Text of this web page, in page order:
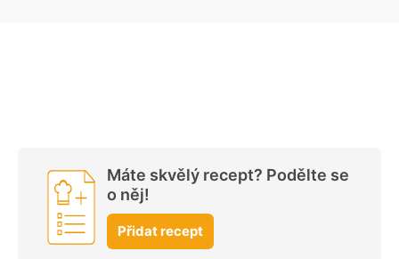
Máte skvělý recept? Podělte se
o něj!
Přidat recept